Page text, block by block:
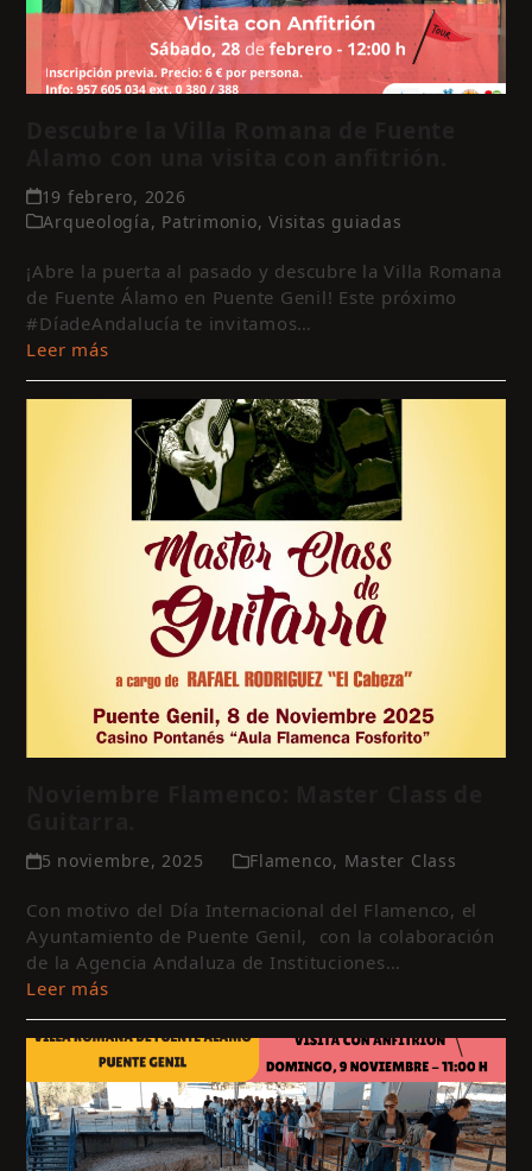
19 febrero, 2026
Arqueología, Patrimonio,Visitas guiadas
¡Abre la puerta al pasado y descubre la Villa Romana
de Fuente Álamo en Puente Genil! Este próximo
#DíadeAndalucía te invitamos…
Leer más
5 noviembre, 2025 Flamenco, Master Class
Con motivo del Día Internacional del Flamenco, el
Ayuntamiento de Puente Genil, con la colaboración
de la Agencia Andaluza de Instituciones…
Leer más